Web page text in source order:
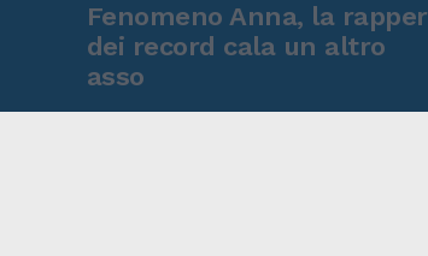
Fenomeno Anna, la rapper
dei record cala un altro
asso